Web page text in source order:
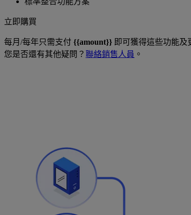
立即購買
每月/每年只需支付 {{amount}} 即可獲得這些功能及
您是否還有其他疑問？ 聯絡銷售人員 。